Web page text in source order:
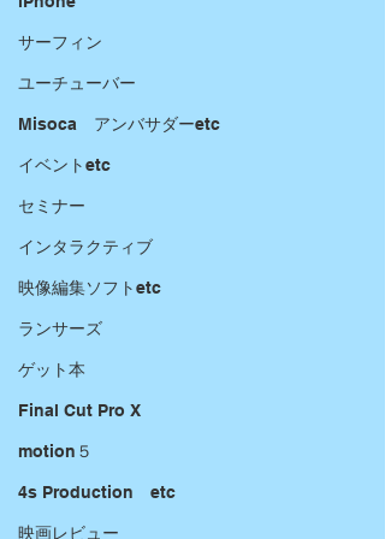
サーフィン
ユーチューバー
Misoca アンバサダーetc
イベントetc
セミナー
インタラクティブ
映像編集ソフトetc
ランサーズ
ゲット本
Final Cut Pro X
motion５
4s Production etc
映画レビュー